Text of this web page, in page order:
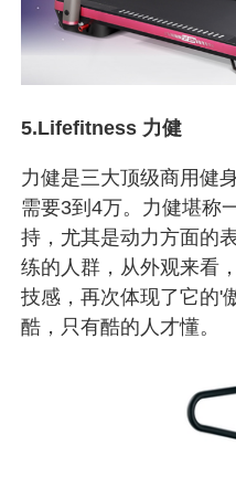
5.Lifefitness 力健
力健是三大顶级商用健
需要3到4万。力健堪称
持，尤其是动力方面的
练的人群，从外观来看
技感，再次体现了它的'
酷，只有酷的人才懂。